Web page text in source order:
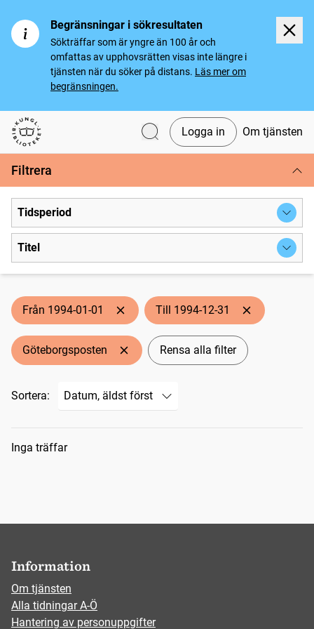
Begränsningar i sökresultaten
Sökträffar som är yngre än 100 år och
omfattas av upphovsrätten visas inte längre i
tjänsten när du söker på distans. Läs mer om
begränsningen.
Svenska tidningar
Logga in Om tjänsten
Filtrera
Tidsperiod
Titel
Från 1994-01-01 Till 1994-12-31
Göteborgsposten Rensa alla filter
Sortera:
Sökresultat
Inga träffar
Information
Om tjänsten
Alla tidningar A-Ö
Hantering av personuppgifter